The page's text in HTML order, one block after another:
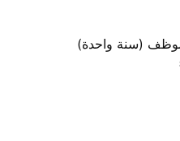
(سنة واحدة)